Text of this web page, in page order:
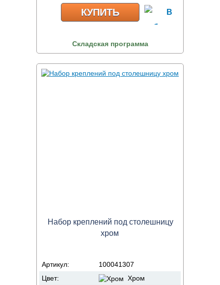
КУПИТЬ
Складская программа
Набор креплений под столешницу
хром
Артикул:
100041307
Цвет:
Хром